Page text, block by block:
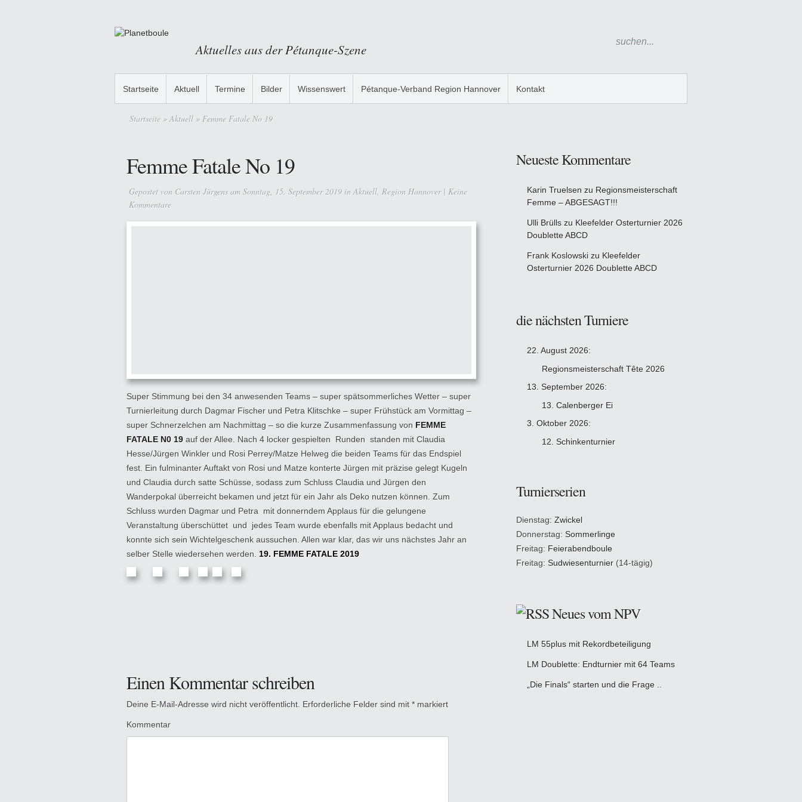
Aktuelles aus der Pétanque-Szene
Startseite Aktuell Termine Bilder Wissenswert Pétanque-Verband Region Hannover Kontakt
Startseite » Aktuell » Femme Fatale No 19
Femme Fatale No 19
Gepostet von Carsten Jürgens am Sonntag, 15. September 2019 in Aktuell, Region Hannover| Keine
Kommentare
Super Stimmung bei den 34 anwesenden Teams – super spätsommerliches Wetter – super
Turnierleitung durch Dagmar Fischer und Petra Klitschke – super Frühstück am Vormittag –
super Schnerzelchen am Nachmittag – so die kurze Zusammenfassung von FEMME
FATALE N0 19 auf der Allee. Nach 4 locker gespielten Runden standen mit Claudia
Hesse/Jürgen Winkler und Rosi Perrey/Matze Helweg die beiden Teams für das Endspiel
fest. Ein fulminanter Auftakt von Rosi und Matze konterte Jürgen mit präzise gelegt Kugeln
und Claudia durch satte Schüsse, sodass zum Schluss Claudia und Jürgen den
Wanderpokal überreicht bekamen und jetzt für ein Jahr als Deko nutzen können. Zum
Schluss wurden Dagmar und Petra mit donnerndem Applaus für die gelungene
Veranstaltung überschüttet und jedes Team wurde ebenfalls mit Applaus bedacht und
konnte sich sein Wichtelgeschenk aussuchen. Allen war klar, das wir uns nächstes Jahr an
selber Stelle wiedersehen werden. 19. FEMME FATALE 2019
Einen Kommentar schreiben
Deine E-Mail-Adresse wird nicht veröffentlicht. Erforderliche Felder sind mit * markiert
Kommentar
Neueste Kommentare
Karin Truelsen zu Regionsmeisterschaft
Femme – ABGESAGT!!!
Ulli Brülls zu Kleefelder Osterturnier 2026
Doublette ABCD
Frank Koslowski zu Kleefelder
Osterturnier 2026 Doublette ABCD
die nächsten Turniere
22. August 2026:
Regionsmeisterschaft Tête 2026
13. September 2026:
13. Calenberger Ei
3. Oktober 2026:
12. Schinkenturnier
Turnierserien
Dienstag: Zwickel
Donnerstag: Sommerlinge
Freitag: Feierabendboule
Freitag: Sudwiesenturnier (14-tägig)
Neues vom NPV
LM 55plus mit Rekordbeteiligung
LM Doublette: Endturnier mit 64 Teams
„Die Finals“ starten und die Frage ..